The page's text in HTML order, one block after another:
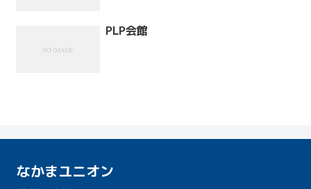
PLP会館
なかまユニオン